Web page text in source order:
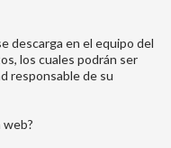
descarga en el equipo del
los cuales podrán ser
responsable de su